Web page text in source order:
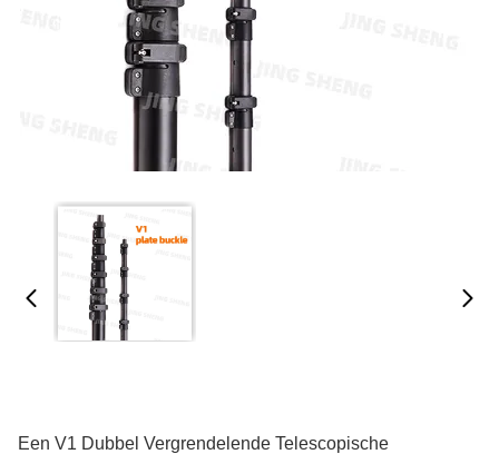
Een V1 Dubbel Vergrendelende Telescopische